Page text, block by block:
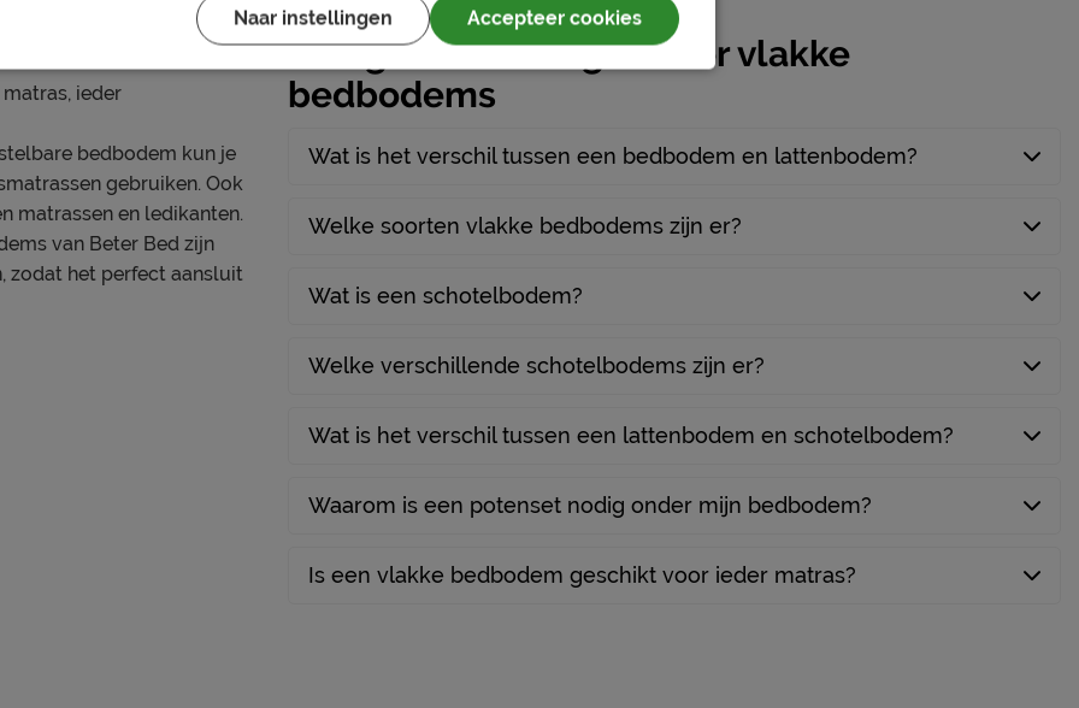
AS, Uden, Nederland
ieder
bedbodem kun je
gebruiken. Ook
matrassen en ledikanten.
van Beter Bed zijn
zodat het perfect aansluit
Veelgestelde vragen over vlakke
bedbodems
Wat is het verschil tussen een bedbodem en lattenbodem?
Welke soorten vlakke bedbodems zijn er?
Wat is een schotelbodem?
Welke verschillende schotelbodems zijn er?
Wat is het verschil tussen een lattenbodem en schotelbodem?
Waarom is een potenset nodig onder mijn bedbodem?
Is een vlakke bedbodem geschikt voor ieder matras?
Naar instellingen Accepteer cookies